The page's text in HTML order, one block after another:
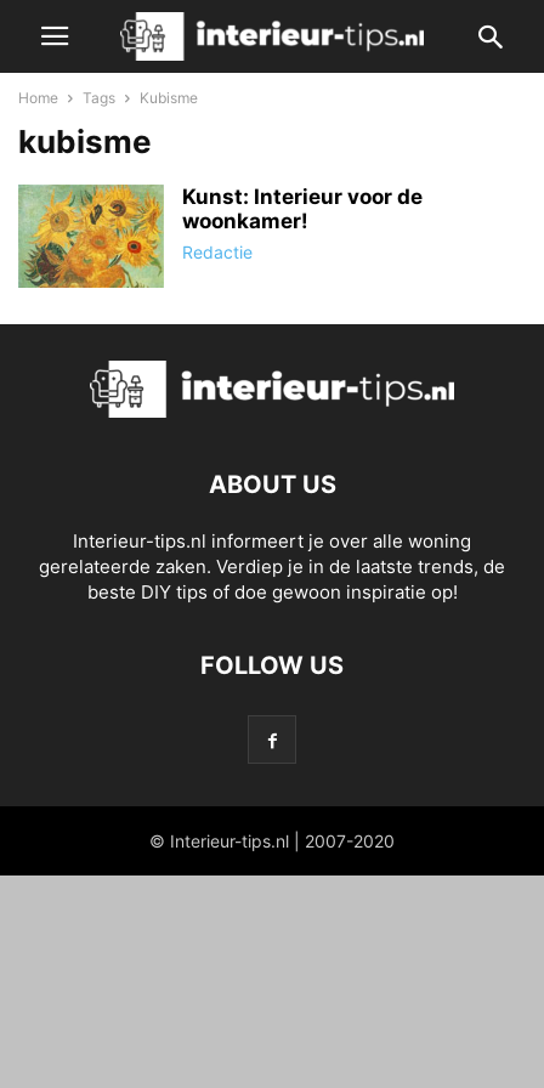
Home Tags Kubisme
kubisme
Kunst: Interieur voor de
woonkamer!
Redactie
ABOUT US
Interieur-tips.nl informeert je over alle woning
gerelateerde zaken. Verdiep je in de laatste trends, de
beste DIY tips of doe gewoon inspiratie op!
FOLLOW US
© Interieur-tips.nl | 2007-2020